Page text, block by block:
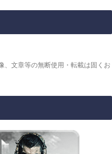
文章等の無断使用・転載は固くお